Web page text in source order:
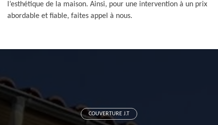
l’esthétique de la maison. Ainsi, pour une intervention à un prix
abordable et fiable, faites appel à nous.
COUVERTURE J.T